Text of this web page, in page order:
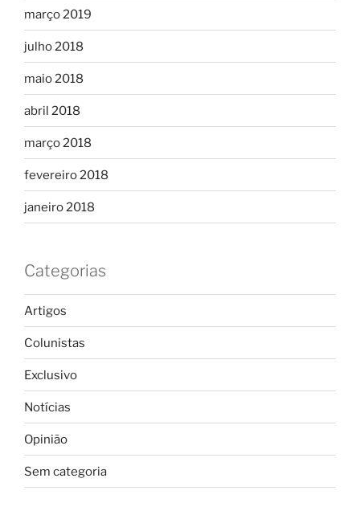
março 2019
julho 2018
maio 2018
abril 2018
março 2018
fevereiro 2018
janeiro 2018
Categorias
Artigos
Colunistas
Exclusivo
Notícias
Opinião
Sem categoria